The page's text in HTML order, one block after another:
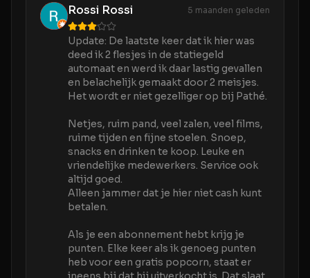
Rossi Rossi 5 maanden geleden
Update: De laatste keer dat ik hier was
deed ik 2 flesjes in de statiegeld
automaat en werd ik daar lastig gevallen
en belachelijk gemaakt door 2 meisjes.
Het wordt er niet gezelliger op bij Pathé.
Netjes, ruim pand, veel zalen, veel films,
ruime tijden en fijne stoelen. Snoep,
snacks en drinken te koop. Leuke en
vriendelijke medewerkers. Service ook
altijd goed.
Alleen jammer dat je hier niet cash kunt
betalen.
Als je een abonnement hebt krijg je
punten. Elke keer als ik genoeg punten
heb voor een gratis popcorn, staat er